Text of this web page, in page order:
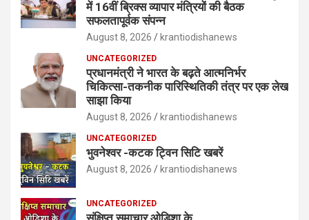
में 16वीं ब्रिक्‍स व्यापार मंत्रियों की बैठक
सफलतापूर्वक संपन्न
August 8, 2026 krantiodishanews
UNCATEGORIZED
प्रधानमंत्री ने भारत के बढ़ते आत्मनिर्भर
चिकित्सा-तकनीक पारिस्थितिकी तंत्र पर एक लेख
साझा किया
August 8, 2026 krantiodishanews
UNCATEGORIZED
भुवनेश्वर -कटक ट्विन सिटि खबरें
August 8, 2026 krantiodishanews
UNCATEGORIZED